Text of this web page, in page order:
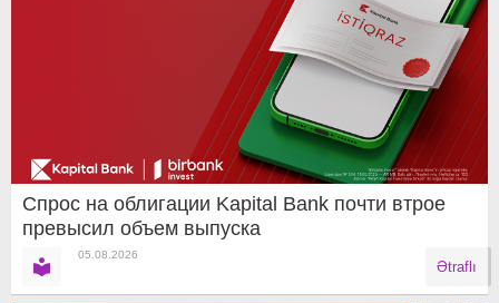
Спрос на облигации Kapital Bank почти втрое
превысил объем выпуска
05.08.2026
Ətraflı